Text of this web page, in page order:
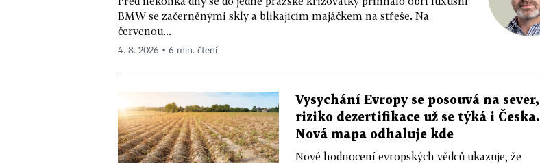
BMW se začerněnými skly a blikajícím majáčkem na střeše. Na
červenou...
4. 8. 2026 ▪ 6 min. čtení
Vysychání Evropy se posouvá na sever,
riziko dezertifikace už se týká i Česka.
Nová mapa odhaluje kde
Nové hodnocení evropských vědců ukazuje, že